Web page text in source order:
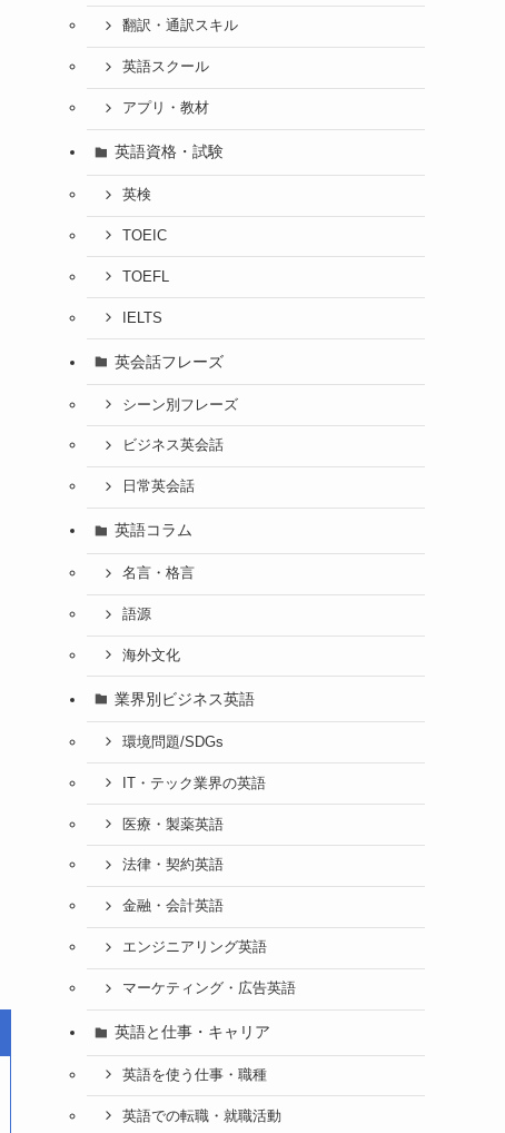
翻訳・通訳スキル
英語スクール
アプリ・教材
英語資格・試験
英検
TOEIC
TOEFL
IELTS
英会話フレーズ
シーン別フレーズ
ビジネス英会話
日常英会話
英語コラム
名言・格言
語源
海外文化
業界別ビジネス英語
環境問題/SDGs
IT・テック業界の英語
医療・製薬英語
法律・契約英語
金融・会計英語
エンジニアリング英語
マーケティング・広告英語
英語と仕事・キャリア
英語を使う仕事・職種
英語での転職・就職活動